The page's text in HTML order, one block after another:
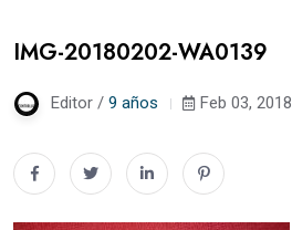
IMG-20180202-WA0139
Editor / 9 años Feb 03, 2018